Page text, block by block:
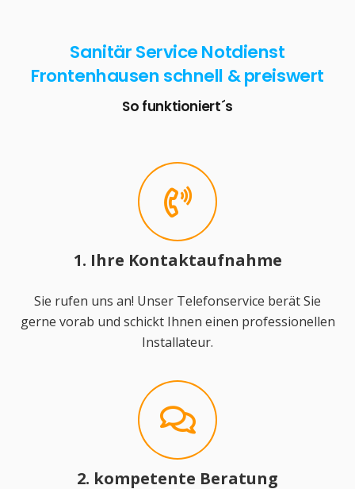
Sanitär Service Notdienst
Frontenhausen schnell & preiswert
So funktioniert´s
1. Ihre Kontaktaufnahme
Sie rufen uns an! Unser Telefonservice berät Sie
gerne vorab und schickt Ihnen einen professionellen
Installateur.
2. kompetente Beratung